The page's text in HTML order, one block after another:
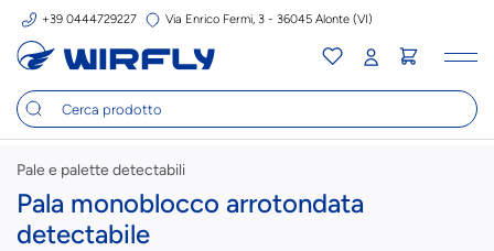
+39 0444729227 Via Enrico Fermi, 3 - 36045 Alonte (VI)
Pale e palette detectabili
Pala monoblocco arrotondata
detectabile